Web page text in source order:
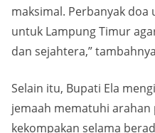
maksimal. Perbanyak
untuk Lampung Timur
dan sejahtera,”
Selain itu, Bupati Ela
jemaah mematuhi
kekompakan selama